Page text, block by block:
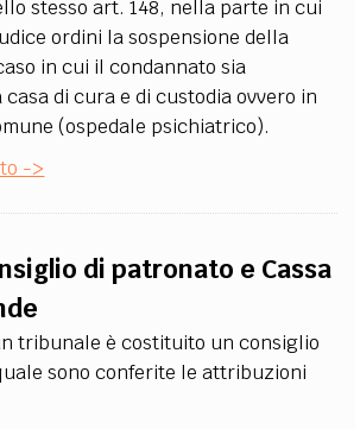
stesso art. 148, nella parte in cui
ordini la sospensione della
in cui il condannato sia
di cura e di custodia ovvero in
(ospedale psichiatrico).
->
di patronato e Cassa
tribunale è costituito un consiglio
sono conferite le attribuzioni